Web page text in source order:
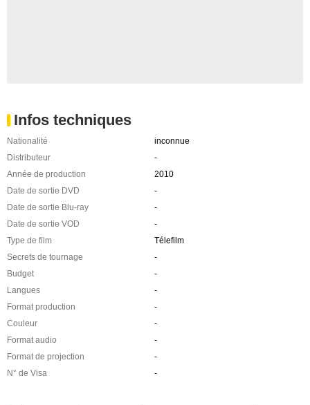
Infos techniques
Nationalité
inconnue
Distributeur
-
Année de production
2010
Date de sortie DVD
-
Date de sortie Blu-ray
-
Date de sortie VOD
-
Type de film
Télefilm
Secrets de tournage
-
Budget
-
Langues
-
Format production
-
Couleur
-
Format audio
-
Format de projection
-
N° de Visa
-